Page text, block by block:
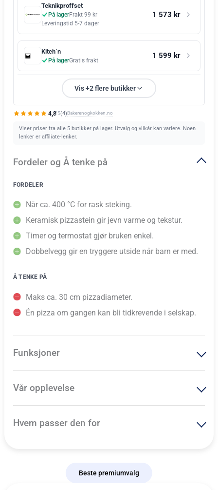
Teknikproffset
På lagerFrakt 99 kr
Leveringstid 5-7 dager
1 573 kr
Kitch´n
På lagerGratis frakt
1 599 kr
Vis +2 flere butikker
4,8/5(4)Bakerenogkokken.no
Viser priser fra alle 5 butikker på lager. Utvalg og vilkår kan variere. Noen
lenker er affiliate-lenker.
Fordeler og Å tenke på
FORDELER
Når ca. 400 °C for rask steking.
Keramisk pizzastein gir jevn varme og tekstur.
Timer og termostat gjør bruken enkel.
Dobbelvegg gir en tryggere utside når barn er med.
Å TENKE PÅ
Maks ca. 30 cm pizzadiameter.
Én pizza om gangen kan bli tidkrevende i selskap.
Funksjoner
Vår opplevelse
Hvem passer den for
Beste premiumvalg